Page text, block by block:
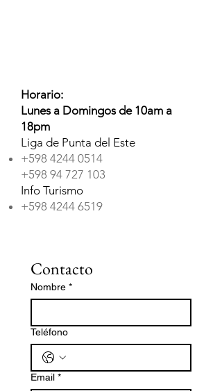
Horario:
Lunes a Domingos de 10am a
18pm ​
Liga de Punta del Este
+598 4244 0514
+598 94 727 103
Info Turismo
+598 4244 6519
Contacto
Nombre *
Teléfono
Email *